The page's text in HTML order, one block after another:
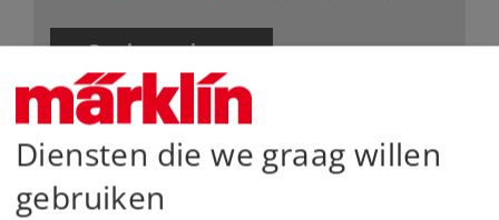
Dealer zoeken
Downloads
Onderdelen bestellen
Diensten die we graag willen
gebruiken